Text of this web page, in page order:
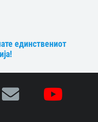
единствениот